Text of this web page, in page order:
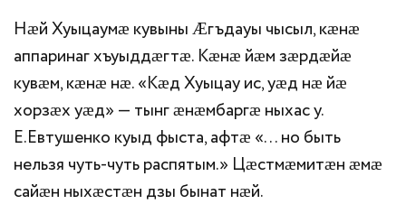
Нӕй Хуыцаумӕ кувыны Ӕгъдауы чысыл, кӕнӕ
аппаринаг хъуыддӕгтӕ. Кӕнӕ йӕм зӕрдӕйӕ
кувӕм, кӕнӕ нӕ. «Кӕд Хуыцау ис, уӕд нӕ йӕ
хорзӕх уӕд» — тынг ӕнӕмбаргӕ ныхас у.
Е.Евтушенко куыд фыста, афтӕ «… но быть
нельзя чуть-чуть распятым.» Цӕстмӕмитӕн ӕмӕ
сайӕн ныхӕстӕн дзы бынат нӕй.